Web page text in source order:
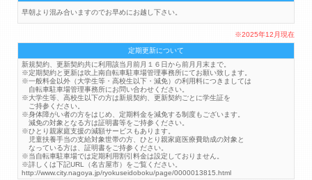
早朝より混み合いますのでお早めにお越し下さい。
※2025年12月現在
定期更新について
新規契約、更新契約共に利用該当月前月１６日から前月月末まで。
※定期契約と更新は吹上南自転車駐車場管理事務所にてお願い致します。
※一般料金以外（大学生等・高校生以下・減免）の利用料につきましては
自転車駐車場管理事務所にお問い合わせください。
※大学生等、高校生以下の方は新規契約、更新契約ごとに学生証を
ご持参ください。
※身体障がい者の方をはじめ、定期料金を減免する制度もございます。
減免の対象となる方は証明書等をご持参ください。
※ひとり親家庭支援の減額サービスもあります。
児童扶養手当の支給対象世帯の方、ひとり親家庭医療費助成の対象と
なっている方は、証明書をご持参ください。
※当自転車駐車場では定期利用割引料金は設定しておりません。
※詳しくは下記URL（名古屋市）をご覧ください。
http://www.city.nagoya.jp/ryokuseidoboku/page/0000013815.html